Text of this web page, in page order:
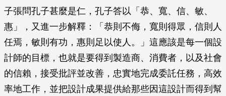
子張問孔子甚麼是仁，孔子答以「恭、寬、信、敏、
惠」，又進一步解釋：「恭則不侮，寬則得眾，信則人
任焉，敏則有功，惠則足以使人。」這應該是每一個設
計師的目標，也就是要得到製造商、消費者，以及社會
的信賴，接受批評並改善，忠實地完成委託任務，高效
率地工作，並把設計成果提供給那些因這設計而得到幫